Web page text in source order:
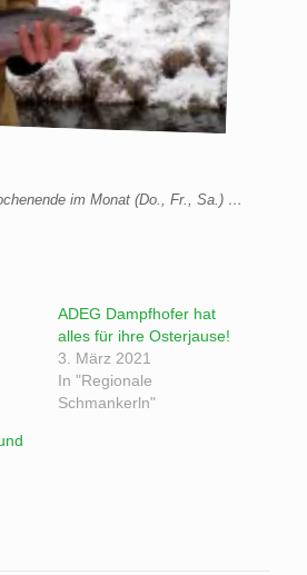
im Monat (Do., Fr., Sa.) …
ADEG Dampfhofer hat
alles für ihre Osterjause!
3. März 2021
In "Regionale
Schmankerln"